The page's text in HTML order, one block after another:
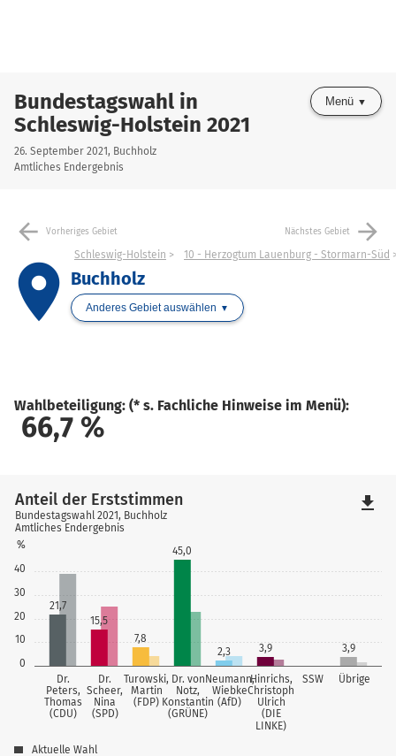
Bundestagswahl in
Schleswig-Holstein 2021
26. September 2021, Buchholz
Amtliches Endergebnis
Menü
arrow_back Vorheriges Gebiet Nächstes Gebiet arrow_forward
place
Schleswig-Holstein 10 - Herzogtum Lauenburg - Stormarn-Süd
Buchholz
Anderes Gebiet auswählen
Wahlbeteiligung: (* s. Fachliche Hinweise im Menü):
66,7 %
0
10
20
30
40
%
Dr.
Peters,
Thomas
(CDU)
Dr.
Scheer,
Nina
(SPD)
Turowski,
Martin
(FDP)
Dr. von
Notz,
Konstantin
(GRÜNE)
Neumann,
Wiebke
(AfD)
Hinrichs,
Christoph
Ulrich
(DIE
LINKE)
SSW Übrige
21,7
15,5
7,8
45,0
2,3 3,9 3,9
Anteil der Erststimmen
Bundestagswahl 2021, Buchholz
Amtliches Endergebnis
Aktuelle Wahl
file_download